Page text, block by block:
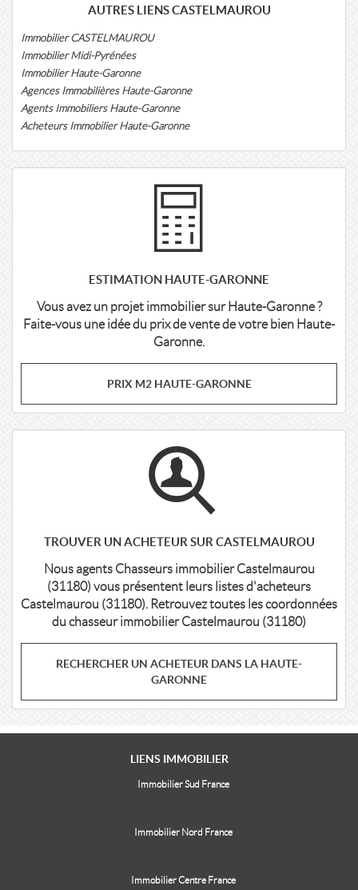
AUTRES LIENS CASTELMAUROU
Immobilier CASTELMAUROU
Immobilier Midi-Pyrénées
Immobilier Haute-Garonne
Agences Immobilières Haute-Garonne
Agents Immobiliers Haute-Garonne
Acheteurs Immobilier Haute-Garonne
ESTIMATION HAUTE-GARONNE
Vous avez un projet immobilier sur Haute-Garonne ?
Faite-vous une idée du prix de vente de votre bien Haute-
Garonne.
PRIX M2 HAUTE-GARONNE
TROUVER UN ACHETEUR SUR CASTELMAUROU
Nous agents Chasseurs immobilier Castelmaurou
(31180) vous présentent leurs listes d'acheteurs
Castelmaurou (31180). Retrouvez toutes les coordonnées
du chasseur immobilier Castelmaurou (31180)
RECHERCHER UN ACHETEUR DANS LA HAUTE-
GARONNE
LIENS IMMOBILIER
Immobilier Sud France
Immobilier Nord France
Immobilier Centre France